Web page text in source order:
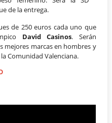
de la entrega.
de 250 euros cada uno que
David Casinos. Serán
mejores marcas en hombres y
Comunidad Valenciana.